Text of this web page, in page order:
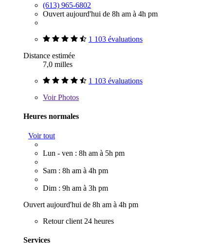
(613) 965-6802
Ouvert aujourd'hui de 8h am à 4h pm
1 103 évaluations
Distance estimée
7,0 milles
1 103 évaluations
VoirPhotos
Heures normales
Voir tout
Lun - ven : 8h am à 5h pm
Sam : 8h am à 4h pm
Dim : 9h am à 3h pm
Ouvert aujourd'hui de 8h am à 4h pm
Retour client 24 heures
Services